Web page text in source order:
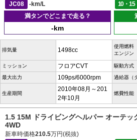
JC08
-km/L 10・15
満タンでどこまで走る？
-km
排気量 1498cc
使用燃料
エンジン
ミッション フロアCVT 駆動方式
最大出力 109ps/6000rpm 過給器（
生産期間
2010年08月～201
2年10月
燃費性能
1.5 15M ドライビングヘルパー オーテッ
4WD
新車時価格210.5万円(税抜)